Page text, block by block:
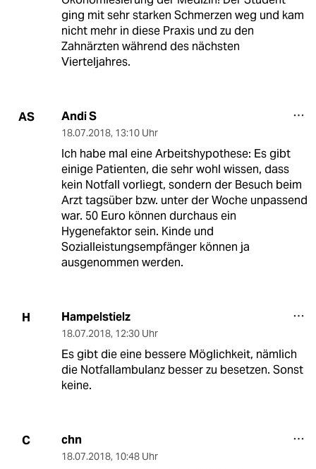
ging mit sehr starken Schmerzen weg und kam
nicht mehr in diese Praxis und zu den
Zahnärzten während des nächsten
Vierteljahres.
AS Andi S
18.07.2018, 13:10 Uhr
Ich habe mal eine Arbeitshypothese: Es gibt
einige Patienten, die sehr wohl wissen, dass
kein Notfall vorliegt, sondern der Besuch beim
Arzt tagsüber bzw. unter der Woche unpassend
war. 50 Euro können durchaus ein
Hygenefaktor sein. Kinde und
Sozialleistungsempfänger können ja
ausgenommen werden.
H Hampelstielz
18.07.2018, 12:30 Uhr
Es gibt die eine bessere Möglichkeit, nämlich
die Notfallambulanz besser zu besetzen. Sonst
keine.
C chn
18.07.2018, 10:48 Uhr